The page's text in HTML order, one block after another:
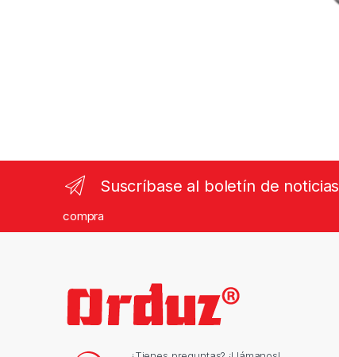
Suscríbase al boletín de noticias
compra